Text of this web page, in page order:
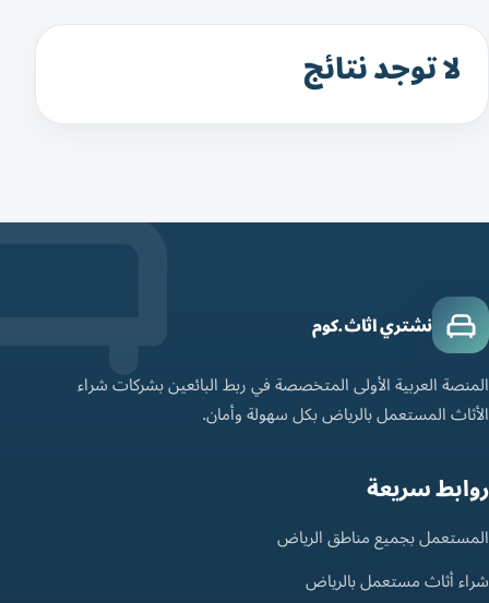
لا توجد نتائج
نشتري اثاث.كوم
المنصة العربية الأولى المتخصصة في ربط البائعين بشركات شراء
الأثاث المستعمل بالرياض بكل سهولة وأمان.
روابط سريعة
المستعمل بجميع مناطق الرياض
شراء أثاث مستعمل بالرياض